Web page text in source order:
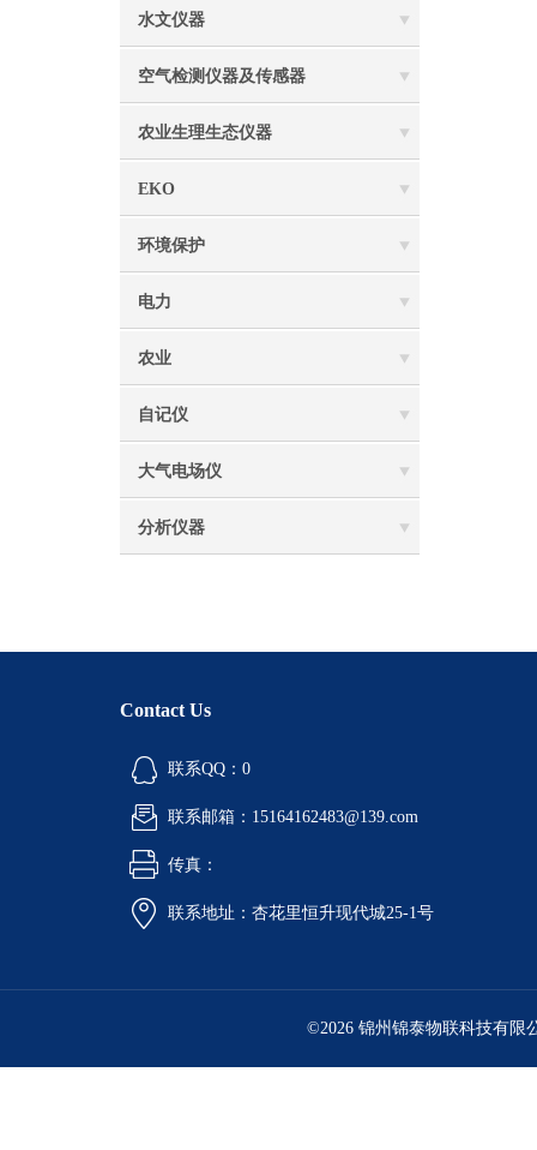
水文仪器
空气检测仪器及传感器
农业生理生态仪器
EKO
环境保护
电力
农业
自记仪
大气电场仪
分析仪器
Contact Us
联系QQ：0
联系邮箱：15164162483@139.com
传真：
联系地址：杏花里恒升现代城25-1号
©2026 锦州锦泰物联科技有限